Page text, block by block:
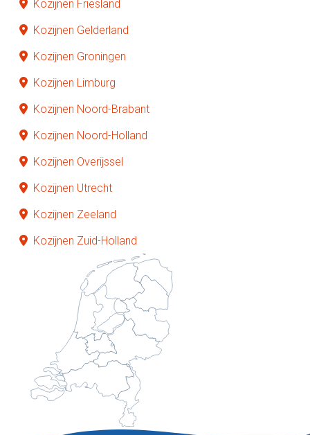
Kozijnen Friesland
Kozijnen Gelderland
Kozijnen Groningen
Kozijnen Limburg
Kozijnen Noord-Brabant
Kozijnen Noord-Holland
Kozijnen Overijssel
Kozijnen Utrecht
Kozijnen Zeeland
Kozijnen Zuid-Holland